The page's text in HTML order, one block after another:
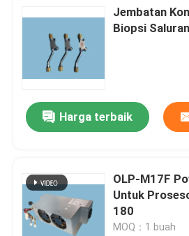
Jembatan
Biopsi
Harga terbaik
OLP-M17F
Untuk
180
MOQ：1 buah